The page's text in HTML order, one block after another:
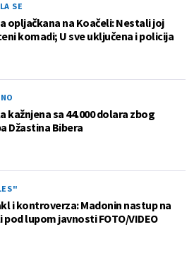
SE
opljačkana na Koačeli: Nestali joj
komadi; U sve uključena i policija
kažnjena sa 44.000 dolara zbog
Džastina Bibera
i kontroverza: Madonin nastup na
pod lupom javnosti FOTO/VIDEO